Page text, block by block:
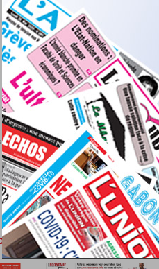
Gabon Matin
19/01/2026
500FCFA
Matin ont également aimé...